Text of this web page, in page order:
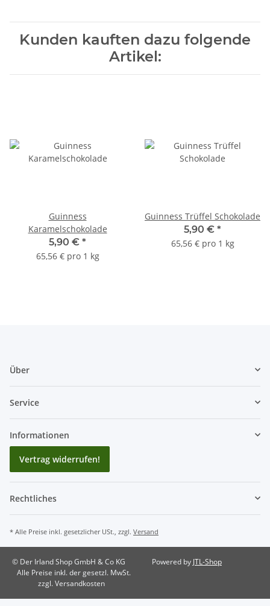
Kunden kauften dazu folgende
Artikel:
Guinness
Karamelschokolade
5,90 € *
65,56 € pro 1 kg
Guinness Trüffel Schokolade
5,90 € *
65,56 € pro 1 kg
Über
Service
Informationen
Vertrag widerrufen!
Rechtliches
* Alle Preise inkl. gesetzlicher USt., zzgl. Versand
© Der Irland Shop GmbH & Co KG
Alle Preise inkl. der gesetzl. MwSt.
zzgl. Versandkosten
Powered by JTL-Shop